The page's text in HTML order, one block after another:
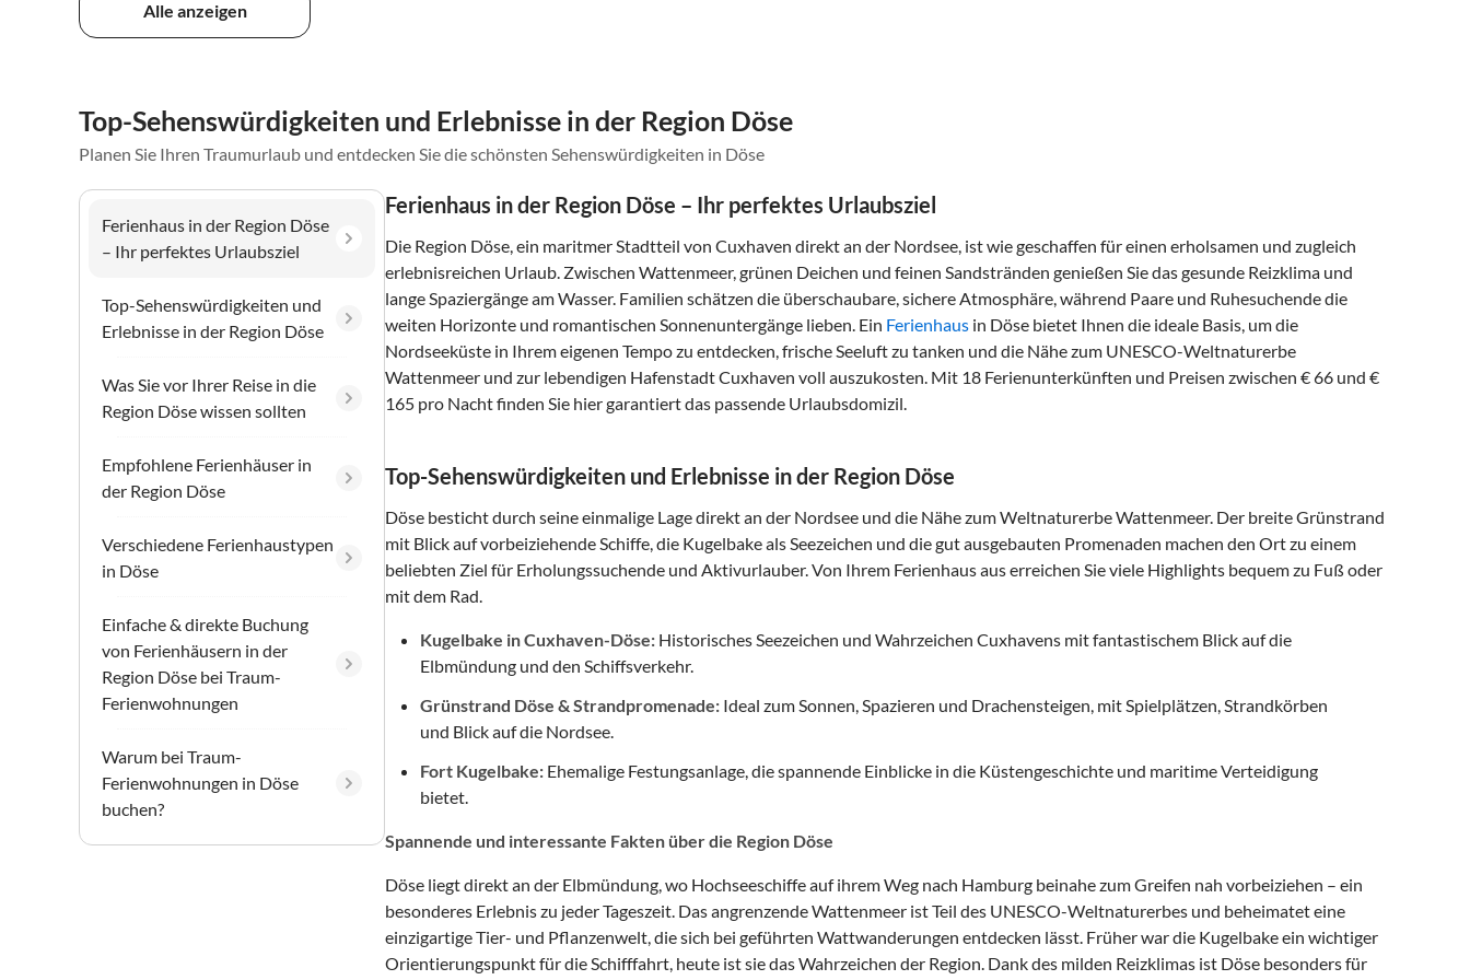
Alle anzeigen
Top-Sehenswürdigkeiten und Erlebnisse in der Region Döse
Planen Sie Ihren Traumurlaub und entdecken Sie die schönsten Sehenswürdigkeiten in Döse
Ferienhaus in der Region Döse
– Ihr perfektes Urlaubsziel
Top-Sehenswürdigkeiten und
Erlebnisse in der Region Döse
Was Sie vor Ihrer Reise in die
Region Döse wissen sollten
Empfohlene Ferienhäuser in
der Region Döse
Verschiedene Ferienhaustypen
in Döse
Einfache & direkte Buchung
von Ferienhäusern in der
Region Döse bei Traum-
Ferienwohnungen
Warum bei Traum-
Ferienwohnungen in Döse
buchen?
Ferienhaus in der Region Döse – Ihr perfektes Urlaubsziel
Die Region Döse, ein maritmer Stadtteil von Cuxhaven direkt an der Nordsee, ist wie geschaffen für einen erholsamen und zugleich
erlebnisreichen Urlaub. Zwischen Wattenmeer, grünen Deichen und feinen Sandstränden genießen Sie das gesunde Reizklima und
lange Spaziergänge am Wasser. Familien schätzen die überschaubare, sichere Atmosphäre, während Paare und Ruhesuchende die
weiten Horizonte und romantischen Sonnenuntergänge lieben. Ein Ferienhaus in Döse bietet Ihnen die ideale Basis, um die
Nordseeküste in Ihrem eigenen Tempo zu entdecken, frische Seeluft zu tanken und die Nähe zum UNESCO-Weltnaturerbe
Wattenmeer und zur lebendigen Hafenstadt Cuxhaven voll auszukosten. Mit 18 Ferienunterkünften und Preisen zwischen € 66 und €
165 pro Nacht finden Sie hier garantiert das passende Urlaubsdomizil.
Top-Sehenswürdigkeiten und Erlebnisse in der Region Döse
Döse besticht durch seine einmalige Lage direkt an der Nordsee und die Nähe zum Weltnaturerbe Wattenmeer. Der breite Grünstrand
mit Blick auf vorbeiziehende Schiffe, die Kugelbake als Seezeichen und die gut ausgebauten Promenaden machen den Ort zu einem
beliebten Ziel für Erholungssuchende und Aktivurlauber. Von Ihrem Ferienhaus aus erreichen Sie viele Highlights bequem zu Fuß oder
mit dem Rad.
Kugelbake in Cuxhaven-Döse: Historisches Seezeichen und Wahrzeichen Cuxhavens mit fantastischem Blick auf die
Elbmündung und den Schiffsverkehr.
Grünstrand Döse & Strandpromenade: Ideal zum Sonnen, Spazieren und Drachensteigen, mit Spielplätzen, Strandkörben
und Blick auf die Nordsee.
Fort Kugelbake: Ehemalige Festungsanlage, die spannende Einblicke in die Küstengeschichte und maritime Verteidigung
bietet.
Spannende und interessante Fakten über die Region Döse
Döse liegt direkt an der Elbmündung, wo Hochseeschiffe auf ihrem Weg nach Hamburg beinahe zum Greifen nah vorbeiziehen – ein
besonderes Erlebnis zu jeder Tageszeit. Das angrenzende Wattenmeer ist Teil des UNESCO-Weltnaturerbes und beheimatet eine
einzigartige Tier- und Pflanzenwelt, die sich bei geführten Wattwanderungen entdecken lässt. Früher war die Kugelbake ein wichtiger
Orientierungspunkt für die Schifffahrt, heute ist sie das Wahrzeichen der Region. Dank des milden Reizklimas ist Döse besonders für